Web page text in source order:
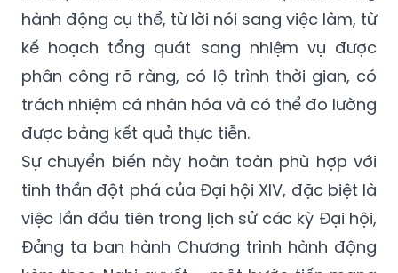
hành động cụ thể, từ lời nói sang việc làm, từ
kế hoạch tổng quát sang nhiệm vụ được
phân công rõ ràng, có lộ trình thời gian, có
trách nhiệm cá nhân hóa và có thể đo lường
được bằng kết quả thực tiễn.
Sự chuyển biến này hoàn toàn phù hợp với
tinh thần đột phá của Đại hội XIV, đặc biệt là
việc lần đầu tiên trong lịch sử các kỳ Đại hội,
Đảng ta ban hành Chương trình hành động